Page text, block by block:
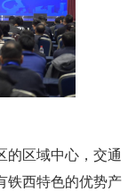
的区域中心，交通
铁西特色的优势产